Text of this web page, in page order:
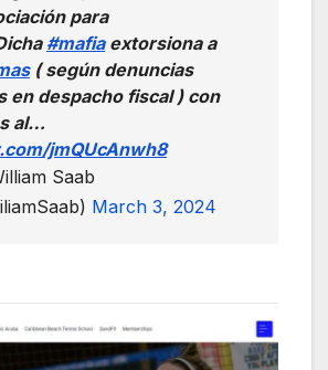
para
#mafiaextorsiona a
( según denuncias
en despacho fiscal ) con
al…
jmQUcAnwh8
Saab
March 3, 2024